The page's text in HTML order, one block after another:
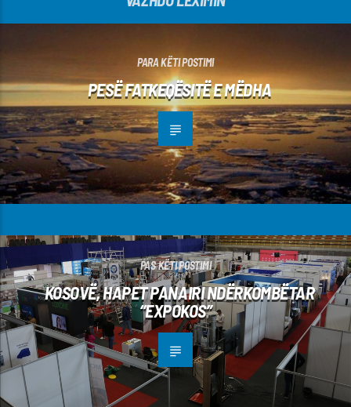
PARA KËTI POSTIMI
PESË FATKEQËSITË E MËDHA
PAS KËTI POSTIMI
KOSOVË, HAPET PANAIRI NDËRKOMBËTAR
“EXPOKOS”